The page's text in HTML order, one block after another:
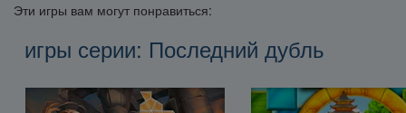
Эти игры вам могут понравиться:
игры серии: Последний дубль